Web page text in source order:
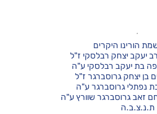
הורינו היקרים
יעקב יצחק רבלסקי ז"ל
בת יעקב רבלסקי ע"ה
בן יצחק גרוסברגר ז"ל
נפתלי גרוסברגר ע"ה
זאב גרוסברגר שוורץ ע"ה
ת.נ.צ.ב.ה